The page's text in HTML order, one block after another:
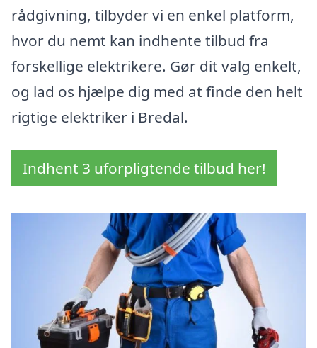
rådgivning, tilbyder vi en enkel platform,
hvor du nemt kan indhente tilbud fra
forskellige elektrikere. Gør dit valg enkelt,
og lad os hjælpe dig med at finde den helt
rigtige elektriker i Bredal.
Indhent 3 uforpligtende tilbud her!